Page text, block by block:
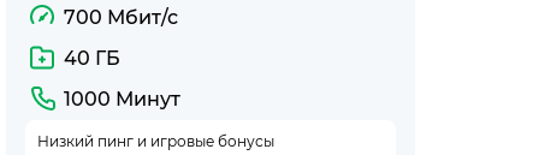
700 Мбит/с
40 ГБ
1000 Минут
Низкий пинг и игровые бонусы